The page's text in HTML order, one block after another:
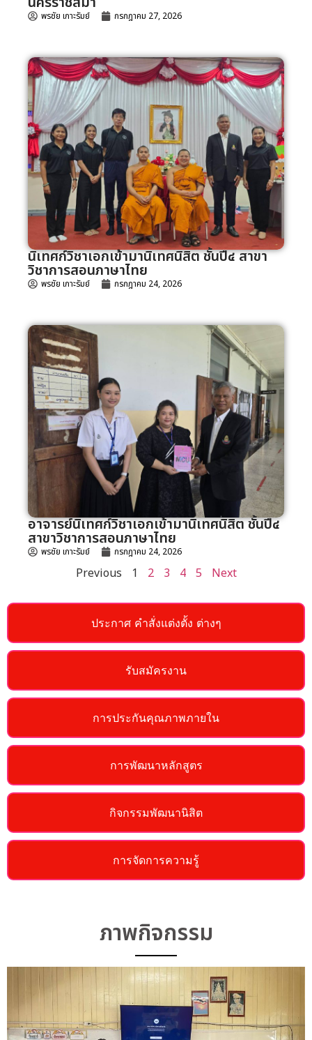
ประกาศ คำสั่งแต่งตั้ง ต่างๆ
รับสมัครงาน
การประกันคุณภาพภายใน
การพัฒนาหลักสูตร
กิจกรรมพัฒนานิสิต
การจัดการความรู้
พรชัย เกาะรัมย์ กรกฎาคม 27, 2026
นิเทศก์วิชาเอกเข้ามานิเทศนิสิต ชั้นปี๔ สาขา
วิชาการสอนภาษาไทย
พรชัย เกาะรัมย์ กรกฎาคม 24, 2026
อาจารย์นิเทศก์วิชาเอกเข้ามานิเทศนิสิต ชั้นปี๔
สาขาวิชาการสอนภาษาไทย
พรชัย เกาะรัมย์ กรกฎาคม 24, 2026
Previous 1 2 3 4 5 Next
ภาพกิจกรรม